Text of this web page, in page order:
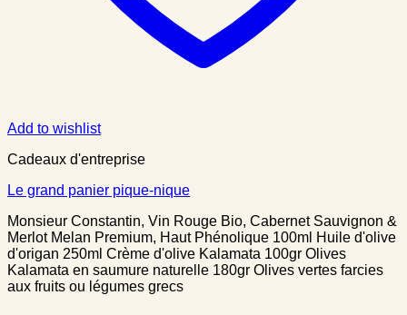
Add to wishlist
Cadeaux d'entreprise
Le grand panier pique-nique
Monsieur Constantin, Vin Rouge Bio, Cabernet Sauvignon &
Merlot Melan Premium, Haut Phénolique 100ml Huile d'olive
d'origan 250ml Crème d'olive Kalamata 100gr Olives
Kalamata en saumure naturelle 180gr Olives vertes farcies
aux fruits ou légumes grecs